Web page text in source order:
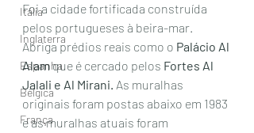
Itália
Inglaterra
Espanha
Bélgica
França
Foi a cidade fortificada construída
pelos portugueses à beira-mar.
Abriga prédios reais como o Palácio Al
Alam que é cercado pelos Fortes Al
Jalali e Al Mirani. As muralhas
originais foram postas abaixo em 1983
e as muralhas atuais foram